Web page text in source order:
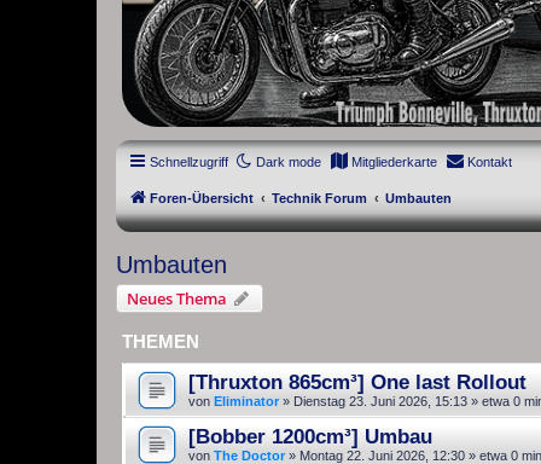
Schnellzugriff Dark mode Mitgliederkarte Kontakt
Foren-Übersicht Technik Forum Umbauten
Umbauten
Neues Thema
THEMEN
[Thruxton 865cm³] One last Rollout
von Eliminator» Dienstag 23. Juni 2026, 15:13 » etwa 0
[Bobber 1200cm³] Umbau
von The Doctor» Montag 22. Juni 2026, 12:30 » etwa 0